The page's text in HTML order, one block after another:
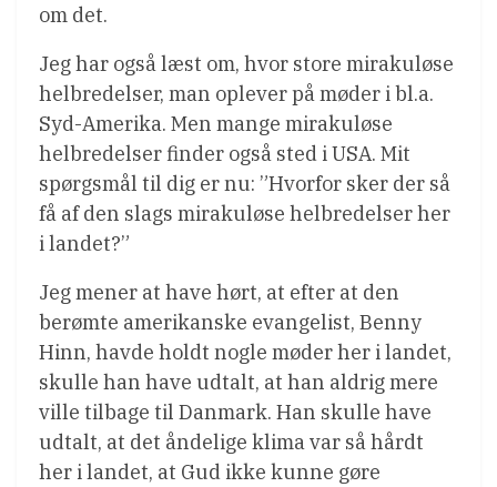
om det.
Jeg har også læst om, hvor store mirakuløse
helbredelser, man oplever på møder i bl.a.
Syd-Amerika. Men mange mirakuløse
helbredelser finder også sted i USA. Mit
spørgsmål til dig er nu: ”Hvorfor sker der så
få af den slags mirakuløse helbredelser her
i landet?”
Jeg mener at have hørt, at efter at den
berømte amerikanske evangelist, Benny
Hinn, havde holdt nogle møder her i landet,
skulle han have udtalt, at han aldrig mere
ville tilbage til Danmark. Han skulle have
udtalt, at det åndelige klima var så hårdt
her i landet, at Gud ikke kunne gøre